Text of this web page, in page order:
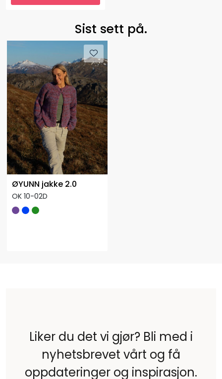
Sist sett på.
ØYUNN jakke 2.0
OK 10-02D
Liker du det vi gjør? Bli med i
nyhetsbrevet vårt og få
oppdateringer og inspirasjon.